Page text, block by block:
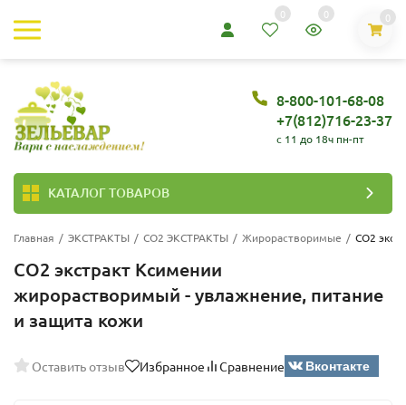
0 0 0
8-800-101-68-08
+7(812)716-23-37
c 11 до 18ч пн-пт
КАТАЛОГ ТОВАРОВ
Главная / ЭКСТРАКТЫ / СО2 ЭКСТРАКТЫ / Жирорастворимые / CO2
CO2 экстракт Ксимении
жирорастворимый - увлажнение, питание
и защита кожи
Оставить отзыв Избранное Сравнение Вконтакте